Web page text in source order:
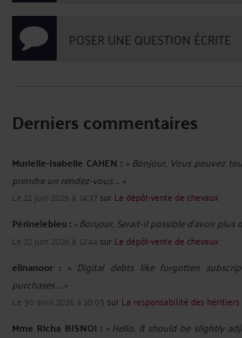
POSER UNE QUESTION ÉCRITE
Derniers commentaires
Murielle-Isabelle CAHEN : « Bonjour, Vous pouvez
prendre un rendez-vous ... »
Le 22 juin 2026 à 14:37sur Le dépôt-vente de chevaux
Périnelebleu :« Bonjour, Serait-il possible d'avoir plus
Le 22 juin 2026 à 12:44 sur Le dépôt-vente de chevaux
elinanoor : « Digital debts like forgotten
purchases ... »
Le 30 avril 2026 à 10:03 sur La responsabilité des héritiers
Mme Richa BISNOI : « Hello, It should be slightly